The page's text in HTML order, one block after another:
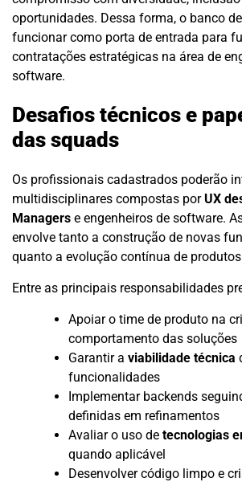
oportunidades. Dessa forma, o banco
funcionar como porta de entrada para
contratações estratégicas na área de
software.
Desafios técnicos e
das squads
Os profissionais cadastrados poderão
multidisciplinares compostas porUX
Managers e engenheiros de software.
envolve tanto a construção de novas
quanto a evolução contínua de
Entre as principais responsabilidades
Apoiar o time de produto na
comportamento das soluções
Garantir a viabilidade técnica
funcionalidades
Implementar backends
definidas em refinamentos
Avaliar o uso de tecnologias
quando aplicável
Desenvolver código limpo e